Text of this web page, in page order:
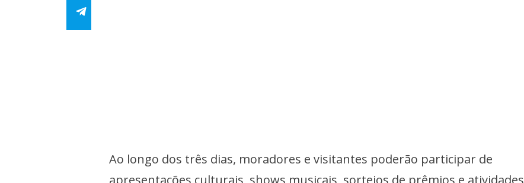
Ao longo dos três dias, moradores e visitantes poderão participar de